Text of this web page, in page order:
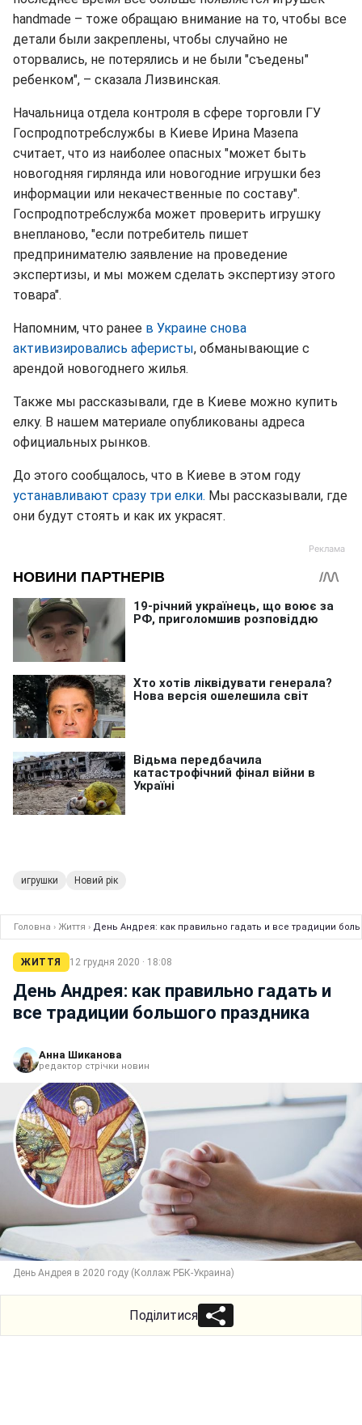
handmade – тоже обращаю внимание на то, чтобы все
детали были закреплены, чтобы случайно не
оторвались, не потерялись и не были "съедены"
ребенком", – сказала Лизвинская.
Начальница отдела контроля в сфере торговли ГУ
Госпродпотребслужбы в Киеве Ирина Мазепа
считает, что из наиболее опасных "может быть
новогодняя гирлянда или новогодние игрушки без
информации или некачественные по составу".
Госпродпотребслужба может проверить игрушку
внепланово, "если потребитель пишет
предпринимателю заявление на проведение
экспертизы, и мы можем сделать экспертизу этого
товара".
Напомним, что ранее в Украине снова
активизировались аферисты, обманывающие с
арендой новогоднего жилья.
Также мы рассказывали, где в Киеве можно купить
елку. В нашем материале опубликованы адреса
официальных рынков.
До этого сообщалось, что в Киеве в этом году
устанавливают сразу три елки. Мы рассказывали, где
они будут стоять и как их украсят.
игрушки Новий рік
Головна › Життя › День Андрея: как правильно гадать и все традиции
ЖИТТЯ 12 грудня 2020 · 18:08
День Андрея: как правильно гадать и
все традиции большого праздника
Анна Шиканова
редактор стрічки новин
День Андрея в 2020 году (Коллаж РБК-Украина)
Поділитися